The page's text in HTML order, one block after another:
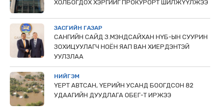
ХОЛБОГДОХ ХЭРГИЙГ ПРОКУРОРТ ШИЛЖҮҮЛЖЭЭ
ЗАСГИЙН ГАЗАР
САНГИЙН САЙД З.МЭНДСАЙХАН НҮБ-ЫН СУУРИН
ЗОХИЦУУЛАГЧ НОЁН ЯАП ВАН ХИЕРДЭНТЭЙ
УУЛЗЛАА
НИЙГЭМ
ҮЕРТ АВТСАН, ҮЕРИЙН УСАНД БООГДСОН 82
УДААГИЙН ДУУДЛАГА ОБЕГ-Т ИРЖЭЭ